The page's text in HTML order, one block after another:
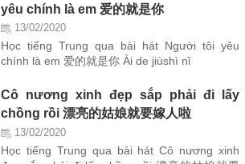
yêu chính là em 爱的就是你
13/02/2020
Học tiếng Trung qua bài hát Người tôi yêu
chính là em 爱的就是你 Ài de jiùshì nǐ
Cô nương xinh đẹp sắp phải đi lấy
chồng rồi 漂亮的姑娘就要嫁人啦
13/02/2020
Học tiếng Trung qua bài hát Cô nương xinh